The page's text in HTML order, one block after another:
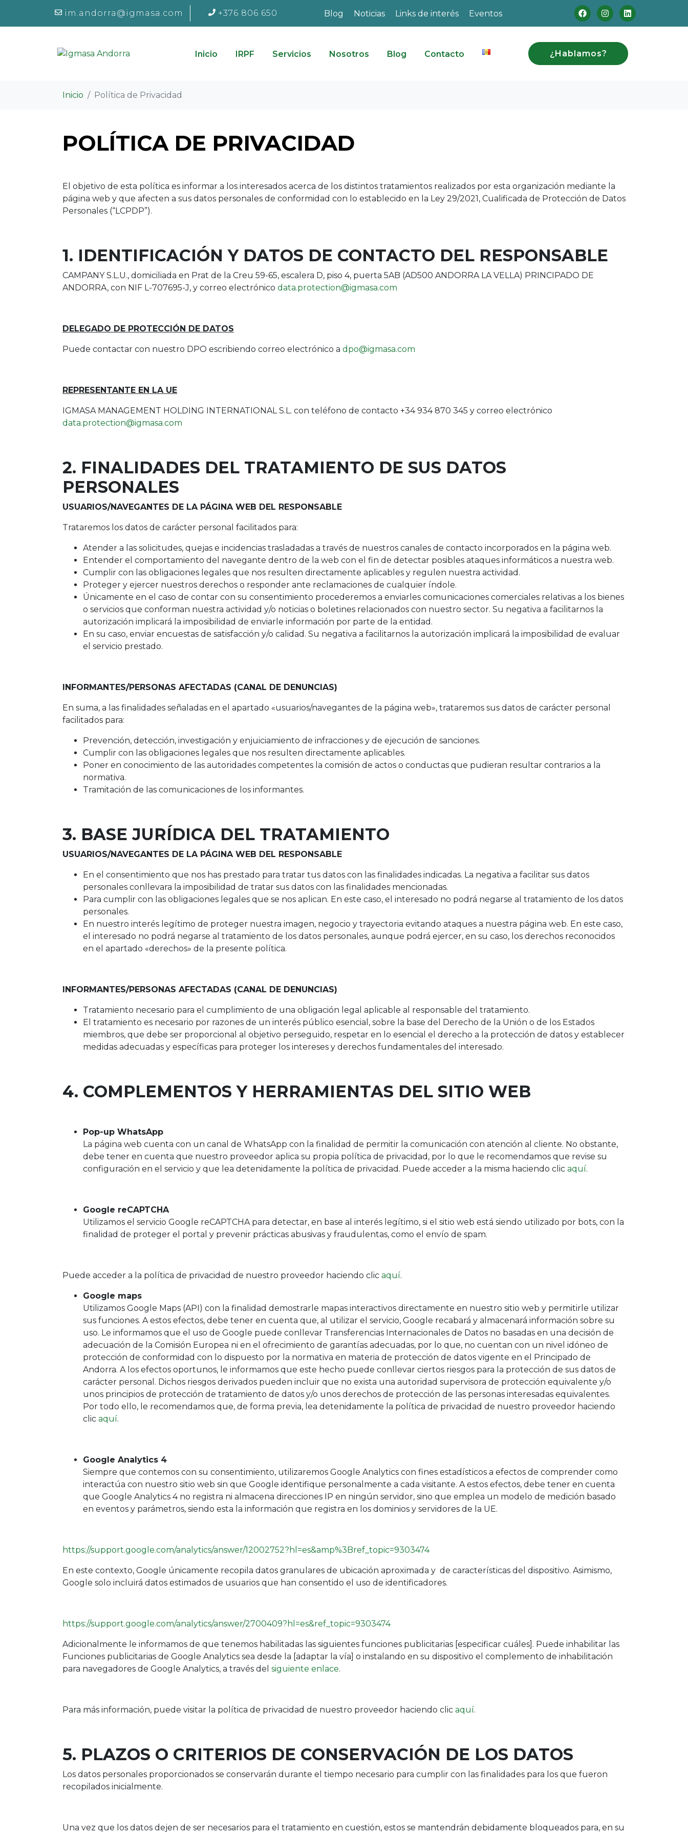
im.andorra@igmasa.com +376 806 650 Blog Noticias Links de interés Eventos
Inicio IRPF Servicios Nosotros Blog Contacto ¿Hablamos?
Inicio Política de Privacidad
POLÍTICA DE PRIVACIDAD
El objetivo de esta política es informar a los interesados acerca de los distintos tratamientos realizados por esta organización mediante la
página web y que afecten a sus datos personales de conformidad con lo establecido en la Ley 29/2021, Cualificada de Protección de Datos
Personales (“LCPDP”).
1. IDENTIFICACIÓN Y DATOS DE CONTACTO DEL RESPONSABLE
CAMPANY S.L.U., domiciliada en Prat de la Creu 59-65, escalera D, piso 4, puerta 5AB (AD500 ANDORRA LA VELLA) PRINCIPADO DE
ANDORRA, con NIF L-707695-J, y correo electrónico data.protection@igmasa.com
DELEGADO DE PROTECCIÓN DE DATOS
Puede contactar con nuestro DPO escribiendo correo electrónico a dpo@igmasa.com
REPRESENTANTE EN LA UE
IGMASA MANAGEMENT HOLDING INTERNATIONAL S.L. con teléfono de contacto +34 934 870 345 y correo electrónico
data.protection@igmasa.com
2. FINALIDADES DEL TRATAMIENTO DE SUS DATOS
PERSONALES
USUARIOS/NAVEGANTES DE LA PÁGINA WEB DEL RESPONSABLE
Trataremos los datos de carácter personal facilitados para:
Atender a las solicitudes, quejas e incidencias trasladadas a través de nuestros canales de contacto incorporados en la página web.
Entender el comportamiento del navegante dentro de la web con el fin de detectar posibles ataques informáticos a nuestra web.
Cumplir con las obligaciones legales que nos resulten directamente aplicables y regulen nuestra actividad.
Proteger y ejercer nuestros derechos o responder ante reclamaciones de cualquier índole.
Únicamente en el caso de contar con su consentimiento procederemos a enviarles comunicaciones comerciales relativas a los bienes
o servicios que conforman nuestra actividad y/o noticias o boletines relacionados con nuestro sector. Su negativa a facilitarnos la
autorización implicará la imposibilidad de enviarle información por parte de la entidad.
En su caso, enviar encuestas de satisfacción y/o calidad. Su negativa a facilitarnos la autorización implicará la imposibilidad de evaluar
el servicio prestado.
INFORMANTES/PERSONAS AFECTADAS (CANAL DE DENUNCIAS)
En suma, a las finalidades señaladas en el apartado «usuarios/navegantes de la página web», trataremos sus datos de carácter personal
facilitados para:
Prevención, detección, investigación y enjuiciamiento de infracciones y de ejecución de sanciones.
Cumplir con las obligaciones legales que nos resulten directamente aplicables.
Poner en conocimiento de las autoridades competentes la comisión de actos o conductas que pudieran resultar contrarios a la
normativa.
Tramitación de las comunicaciones de los informantes.
3. BASE JURÍDICA DEL TRATAMIENTO
USUARIOS/NAVEGANTES DE LA PÁGINA WEB DEL RESPONSABLE
En el consentimiento que nos has prestado para tratar tus datos con las finalidades indicadas. La negativa a facilitar sus datos
personales conllevara la imposibilidad de tratar sus datos con las finalidades mencionadas.
Para cumplir con las obligaciones legales que se nos aplican. En este caso, el interesado no podrá negarse al tratamiento de los datos
personales.
En nuestro interés legítimo de proteger nuestra imagen, negocio y trayectoria evitando ataques a nuestra página web. En este caso,
el interesado no podrá negarse al tratamiento de los datos personales, aunque podrá ejercer, en su caso, los derechos reconocidos
en el apartado «derechos» de la presente política.
INFORMANTES/PERSONAS AFECTADAS (CANAL DE DENUNCIAS)
Tratamiento necesario para el cumplimiento de una obligación legal aplicable al responsable del tratamiento.
El tratamiento es necesario por razones de un interés público esencial, sobre la base del Derecho de la Unión o de los Estados
miembros, que debe ser proporcional al objetivo perseguido, respetar en lo esencial el derecho a la protección de datos y establecer
medidas adecuadas y específicas para proteger los intereses y derechos fundamentales del interesado.
4. COMPLEMENTOS Y HERRAMIENTAS DEL SITIO WEB
Pop-up WhatsApp
La página web cuenta con un canal de WhatsApp con la finalidad de permitir la comunicación con atención al cliente. No obstante,
debe tener en cuenta que nuestro proveedor aplica su propia política de privacidad, por lo que le recomendamos que revise su
configuración en el servicio y que lea detenidamente la política de privacidad. Puede acceder a la misma haciendo clic aquí.
Google reCAPTCHA
Utilizamos el servicio Google reCAPTCHA para detectar, en base al interés legítimo, si el sitio web está siendo utilizado por bots, con la
finalidad de proteger el portal y prevenir prácticas abusivas y fraudulentas, como el envío de spam.
Puede acceder a la política de privacidad de nuestro proveedor haciendo clic aquí.
Google maps
Utilizamos Google Maps (API) con la finalidad demostrarle mapas interactivos directamente en nuestro sitio web y permitirle utilizar
sus funciones. A estos efectos, debe tener en cuenta que, al utilizar el servicio, Google recabará y almacenará información sobre su
uso. Le informamos que el uso de Google puede conllevar Transferencias Internacionales de Datos no basadas en una decisión de
adecuación de la Comisión Europea ni en el ofrecimiento de garantías adecuadas, por lo que, no cuentan con un nivel idóneo de
protección de conformidad con lo dispuesto por la normativa en materia de protección de datos vigente en el Principado de
Andorra. A los efectos oportunos, le informamos que este hecho puede conllevar ciertos riesgos para la protección de sus datos de
carácter personal. Dichos riesgos derivados pueden incluir que no exista una autoridad supervisora de protección equivalente y/o
unos principios de protección de tratamiento de datos y/o unos derechos de protección de las personas interesadas equivalentes.
Por todo ello, le recomendamos que, de forma previa, lea detenidamente la política de privacidad de nuestro proveedor haciendo
clic aquí.
Google Analytics 4
Siempre que contemos con su consentimiento, utilizaremos Google Analytics con fines estadísticos a efectos de comprender como
interactúa con nuestro sitio web sin que Google identifique personalmente a cada visitante. A estos efectos, debe tener en cuenta
que Google Analytics 4 no registra ni almacena direcciones IP en ningún servidor, sino que emplea un modelo de medición basado
en eventos y parámetros, siendo esta la información que registra en los dominios y servidores de la UE.
https://support.google.com/analytics/answer/12002752?hl=es&amp%3Bref_topic=9303474
En este contexto, Google únicamente recopila datos granulares de ubicación aproximada y de características del dispositivo. Asimismo,
Google solo incluirá datos estimados de usuarios que han consentido el uso de identificadores.
https://support.google.com/analytics/answer/2700409?hl=es&ref_topic=9303474
Adicionalmente le informamos de que tenemos habilitadas las siguientes funciones publicitarias [especificar cuáles] . Puede inhabilitar las
Funciones publicitarias de Google Analytics sea desde la [adaptar la vía] o instalando en su dispositivo el complemento de inhabilitación
para navegadores de Google Analytics, a través del siguiente enlace.
Para más información, puede visitar la política de privacidad de nuestro proveedor haciendo clic aquí.
5. PLAZOS O CRITERIOS DE CONSERVACIÓN DE LOS DATOS
Los datos personales proporcionados se conservarán durante el tiempo necesario para cumplir con las finalidades para los que fueron
recopilados inicialmente.
Una vez que los datos dejen de ser necesarios para el tratamiento en cuestión, estos se mantendrán debidamente bloqueados para, en su